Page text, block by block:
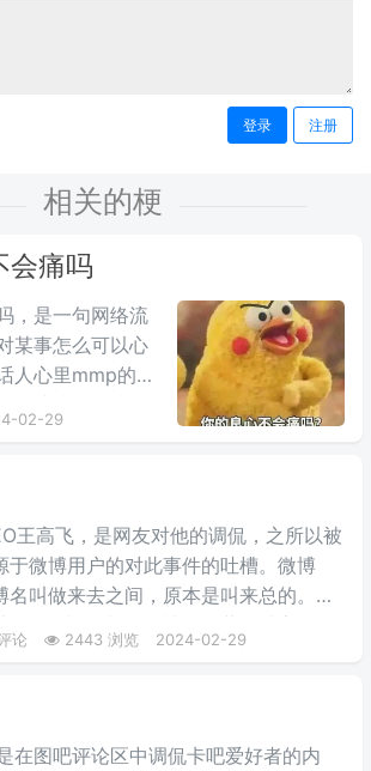
登录 注册
相关的梗
会痛吗
，是一句网络流
某事怎么可以心
人心里mmp的心
有“内疚、愧疚、
并不是“疼痛”的
热图鹦鹉兄弟表
该词也被《咬文
度十大流行语之
天中的表情包。
02-29
王高飞，是网友对他的调侃，之所以被
于微博用户的对此事件的吐槽。微博
叫做来去之间，原本是叫来总的。因
后是“夹”，并且微博把屏蔽敏感字的行
来去之间喜提夹总这一称号。
论 2443 浏览 2024-02-29
在图吧评论区中调侃卡吧爱好者的内